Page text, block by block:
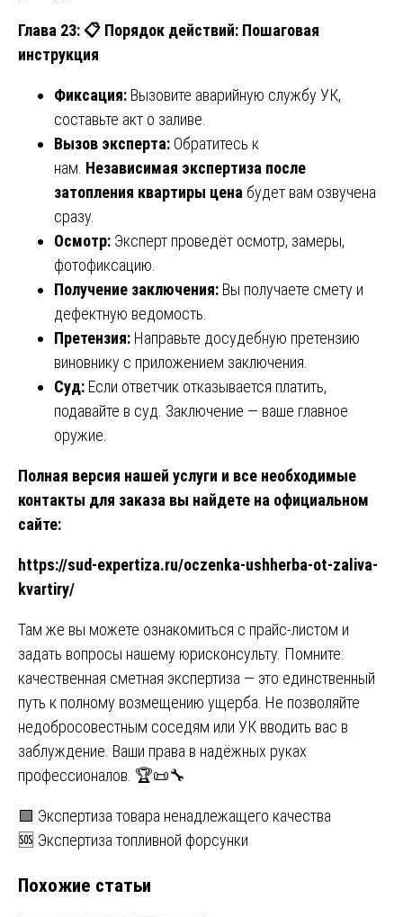
Глава 23:📋 Порядок действий: Пошаговая
инструкция
Фиксация: Вызовите аварийную службу УК,
составьте акт о заливе.
Вызов эксперта: Обратитесь к
нам. Независимая экспертиза после
затопления квартиры цена будет вам озвучена
сразу.
Осмотр: Эксперт проведёт осмотр, замеры,
фотофиксацию.
Получение заключения: Вы получаете смету и
дефектную ведомость.
Претензия: Направьте досудебную претензию
виновнику с приложением заключения.
Суд: Если ответчик отказывается платить,
подавайте в суд. Заключение — ваше главное
оружие.
Полная версия нашей услуги и все необходимые
контакты для заказа вы найдете на официальном
сайте:
https://sud-expertiza.ru/oczenka-ushherba-ot-zaliva-
kvartiry/
Там же вы можете ознакомиться с прайс-листом и
задать вопросы нашему юрисконсульту. Помните:
качественная сметная экспертиза — это единственный
путь к полному возмещению ущерба. Не позволяйте
недобросовестным соседям или УК вводить вас в
заблуждение. Ваши права в надёжных руках
профессионалов. 🏆📜🔧
Навигация
по
записям
🟩 Экспертиза товара ненадлежащего качества
🆘 Экспертиза топливной форсунки
Похожие статьи